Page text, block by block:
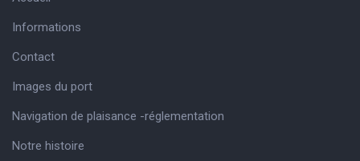
Informations
Contact
Images du port
Navigation de plaisance -réglementation
Notre histoire